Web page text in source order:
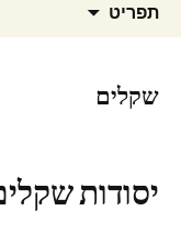
תפריט
שקלים
יסודות